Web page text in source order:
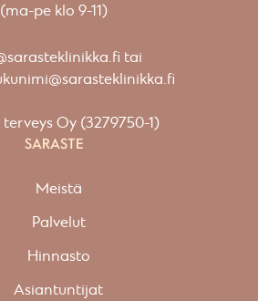
(ma-pe klo 9-11)
tai
Oy (3279750-1)
SARASTE
Meistä
Palvelut
Hinnasto
Asiantuntijat